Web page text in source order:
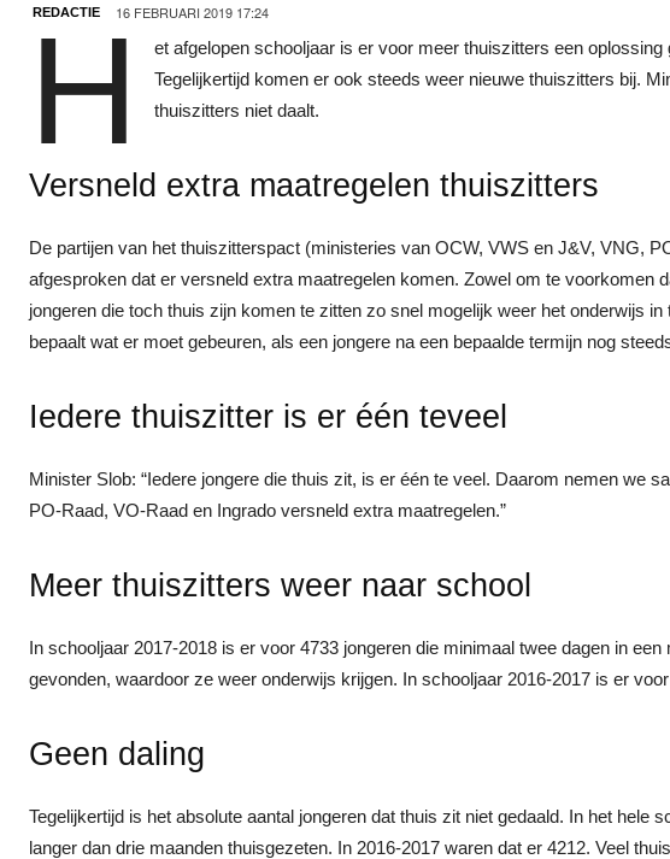
REDACTIE 16 FEBRUARI 2019 17:24
H
et afgelopen schooljaar is er voor meer thuiszitters een
Tegelijkertijd komen er ook steeds weer nieuwe thuiszitters bij.
thuiszitters niet daalt.
Versneld extra maatregelen thuiszitters
De partijen van het thuiszitterspact (ministeries van OCW, VWS en J&V, VNG,
afgesproken dat er versneld extra maatregelen komen. Zowel om te voorkomen
jongeren die toch thuis zijn komen te zitten zo snel mogelijk weer het onderwijs
bepaalt wat er moet gebeuren, als een jongere na een bepaalde termijn nog
Iedere thuiszitter is er één teveel
Minister Slob: “Iedere jongere die thuis zit, is er één te veel. Daarom nemen we
PO-Raad, VO-Raad en Ingrado versneld extra maatregelen.”
Meer thuiszitters weer naar school
In schooljaar 2017-2018 is er voor 4733 jongeren die minimaal twee dagen in
gevonden, waardoor ze weer onderwijs krijgen. In schooljaar 2016-2017 is er
Geen daling
Tegelijkertijd is het absolute aantal jongeren dat thuis zit niet gedaald. In het hele
langer dan drie maanden thuisgezeten. In 2016-2017 waren dat er 4212. Veel